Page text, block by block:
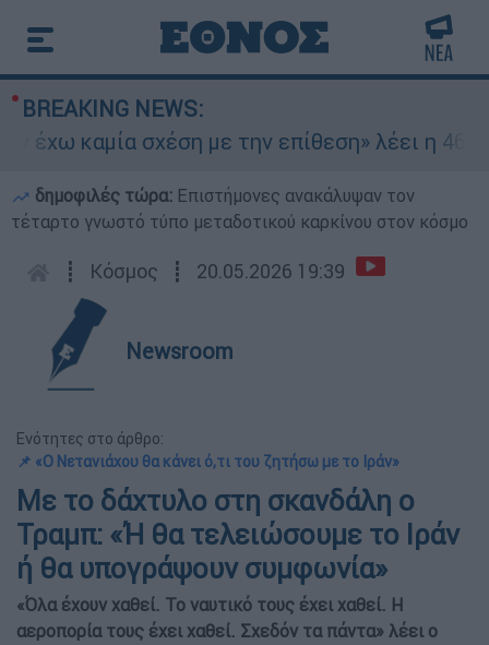
BREAKING NEWS:
καμία σχέση με την επίθεση» λέει η
δημοφιλές τώρα: Επιστήμονες ανακάλυψαν τον
τέταρτο γνωστό τύπο μεταδοτικού καρκίνου στον κόσμο
┋ Κόσμος ┋ 20.05.2026 19:39
Newsroom
Ενότητες στο άρθρο:
📌 «Ο Νετανιάχου θα κάνει ό,τι του ζητήσω με το Ιράν»
Με το δάχτυλο στη σκανδάλη ο
Τραμπ: «Ή θα τελειώσουμε το Ιράν
ή θα υπογράψουν συμφωνία»
«Όλα έχουν χαθεί. Το ναυτικό τους έχει χαθεί. Η
αεροπορία τους έχει χαθεί. Σχεδόν τα πάντα» λέει ο